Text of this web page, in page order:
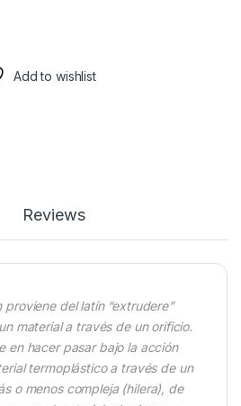
Add to wishlist
Reviews
del latín “extrudere”
material a través de un orificio.
en hacer pasar bajo la acción
termoplástico a través de un
o menos compleja (hilera), de